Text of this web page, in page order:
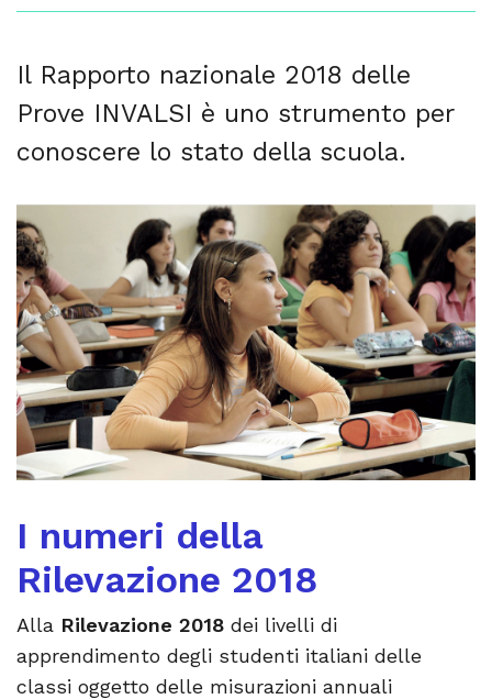
Il Rapporto nazionale 2018 delle
Prove INVALSI è uno strumento per
conoscere lo stato della scuola.
I numeri della
Rilevazione 2018
Alla Rilevazione 2018 dei livelli di
apprendimento degli studenti italiani delle
classi oggetto delle misurazioni annuali